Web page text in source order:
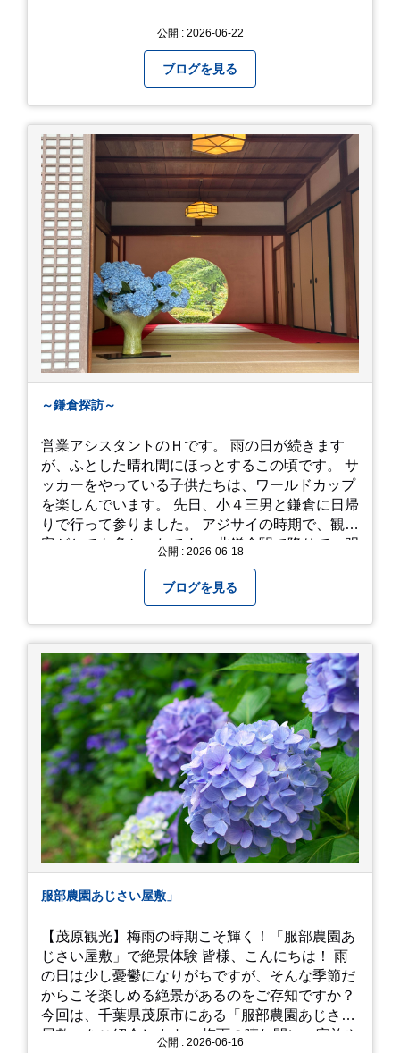
公開 : 2026-06-22
ブログを見る
～鎌倉探訪～
営業アシスタントのＨです。 雨の日が続きます
が、ふとした晴れ間にほっとするこの頃です。 サ
ッカーをやっている子供たちは、ワールドカップ
を楽しんでいます。 先日、小４三男と鎌倉に日帰
りで行って参りました。 アジサイの時期で、観光
客がとても多かったです。 北鎌倉駅で降りて、明
器を購入⇒お昼ご飯⇒鶴岡八幡宮⇒江ノ電で大仏
へ。 江ノ島は時間切れで断念！ 明月院のアジサ
イは白にフチが紫のが特に素敵だと思いました。
中１次男が小学校の修学旅行で鎌倉に行った時に
お昼を食べてお勧めという「玉子焼おざわ」のだ
し巻き卵はとてもおいしかったです。 鶴岡八幡宮
のハスは時期が早かったですが、来月は見事だろ
うなぁ。 それでは、皆さん、梅雨冷えの日もござ
いますが、お元気でお過ごし下さい。
公開 : 2026-06-18
ブログを見る
服部農園あじさい屋敷」
【茂原観光】梅雨の時期こそ輝く！「服部農園あ
じさい屋敷」で絶景体験 皆様、こんにちは！ 雨
の日は少し憂鬱になりがちですが、そんな季節だ
からこそ楽しめる絶景があるのをご存知ですか？
今回は、千葉県茂原市にある「服部農園あじさい
屋敷」をご紹介します。 梅雨の晴れ間に、家族や
公開 : 2026-06-16